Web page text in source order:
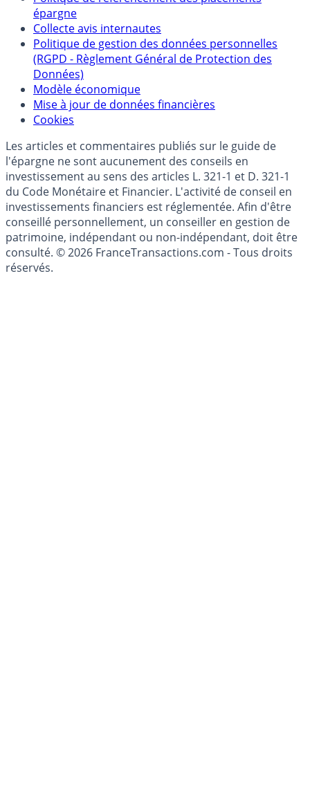
Qui sommes-nous ?
Politique de référencement des placements
épargne
Collecte avis internautes
Politique de gestion des données personnelles
(RGPD - Règlement Général de Protection des
Données)
Modèle économique
Cookies
Les articles et commentaires publiés sur le guide de
l'épargne ne sont aucunement des conseils en
investissement au sens des articles L. 321-1 et D. 321-1
du Code Monétaire et Financier. L'activité de conseil en
investissements financiers est réglementée. Afin d'être
conseillé personnellement, un conseiller en gestion de
patrimoine, indépendant ou non-indépendant, doit être